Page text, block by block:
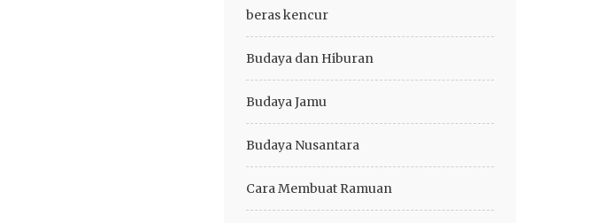
beras kencur
Budaya dan Hiburan
Budaya Jamu
Budaya Nusantara
Cara Membuat Ramuan